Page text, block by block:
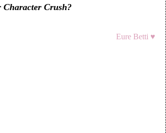
Character Crush?
Eure Betti ♥